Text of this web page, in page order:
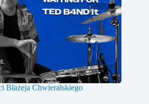
Błażeja Chwieralskiego